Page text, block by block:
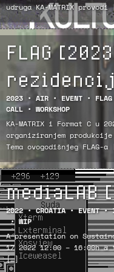
udruga KA-MATRIX provodi
FLAG
2023• AIR• EVENT • FLAG
CALL• WORKSHOP
KA-MATRIX i Format C u
organiziranjem
Tema ovogodišnjeg FLAG-a
mediaLAB
2022•CROATIA•EVENT•
• WIP
A presentation on
17 2022 12:00 – 16:00h @
[…]